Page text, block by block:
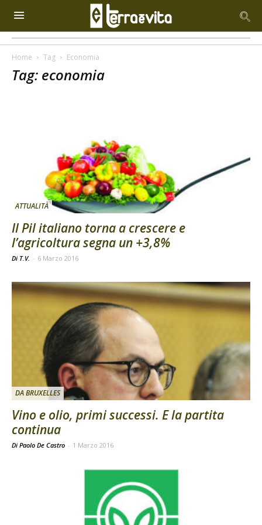
Home Tag Economia
Tag: economia
ATTUALITÀ
Il Pil italiano torna a crescere e
l’agricoltura segna un +3,8%
Di T.V. - 6 Marzo 2016
DA BRUXELLES
Vino e olio, primi successi. E la partita
continua
Di Paolo De Castro - 1 Marzo 2016